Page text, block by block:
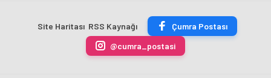
ÜRETİLECEK
Fatih
Karahan
oldu
uygulamasını
kaldırdı
erdi
Site Haritası RSS Kaynağı
Çumra Postası
@cumra_postasi